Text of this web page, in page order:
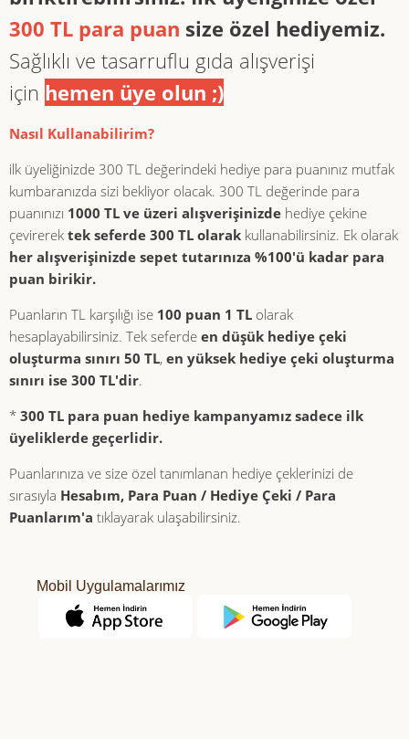
300 TL para puan size özel hediyemiz.
Sağlıklı ve tasarruflu gıda alışverişi
için hemen üye olun ;)
Nasıl Kullanabilirim?
ilk üyeliğinizde 300 TL değerindeki hediye para puanınız mutfak
kumbaranızda sizi bekliyor olacak. 300 TL değerinde para
puanınızı 1000 TL ve üzeri alışverişinizde hediye çekine
çevirerek tek seferde 300 TL olarak kullanabilirsiniz. Ek olarak
her alışverişinizde sepet tutarınıza %100'ü kadar para
puan birikir.
Puanların TL karşılığı ise 100 puan 1 TL olarak
hesaplayabilirsiniz. Tek seferde en düşük hediye çeki
oluşturma sınırı 50 TL, en yüksek hediye çeki oluşturma
sınırı ise 300 TL'dir.
* 300 TL para puan hediye kampanyamız sadece ilk
üyeliklerde geçerlidir.
Puanlarınıza ve size özel tanımlanan hediye çeklerinizi de
sırasıyla Hesabım, Para Puan / Hediye Çeki / Para
Puanlarım'a tıklayarak ulaşabilirsiniz.
Mobil Uygulamalarımız